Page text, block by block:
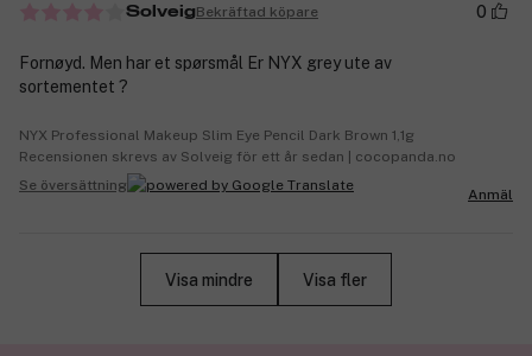
SolveigBekräftad köpare 0
Fornøyd. Men har et spørsmål Er NYX grey ute av
sortementet ?
NYX Professional Makeup Slim Eye Pencil Dark Brown 1,1g
Recensionen skrevs av Solveig för ett år sedan | cocopanda.no
Se översättning
Anmäl
Visa mindre Visa fler